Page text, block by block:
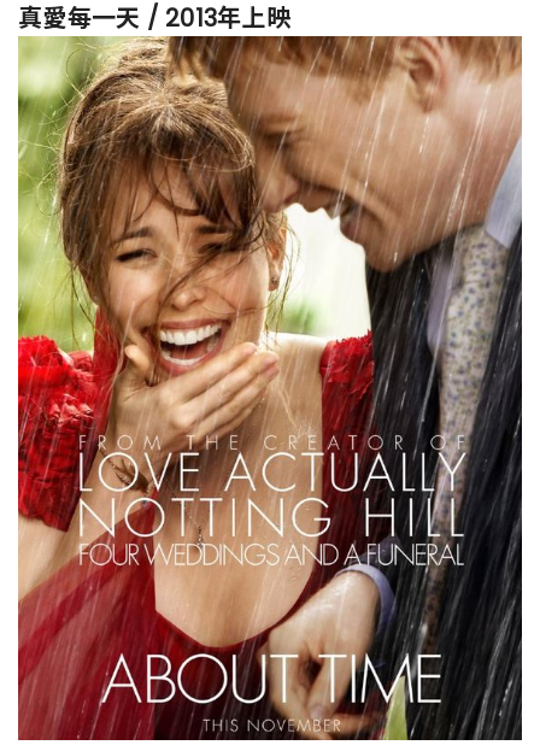
真愛每一天 / 2013年上映